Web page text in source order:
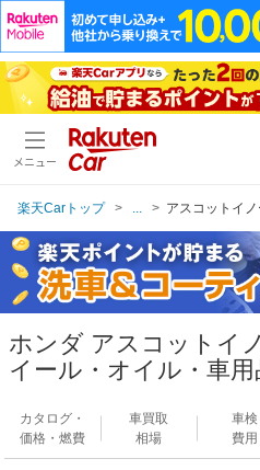
メニュー
楽天Carトップ アスコットイ
ホンダ アスコットイ
イール・オイル・車用
カタログ・
価格・燃費
車買取
相場
車検
費用